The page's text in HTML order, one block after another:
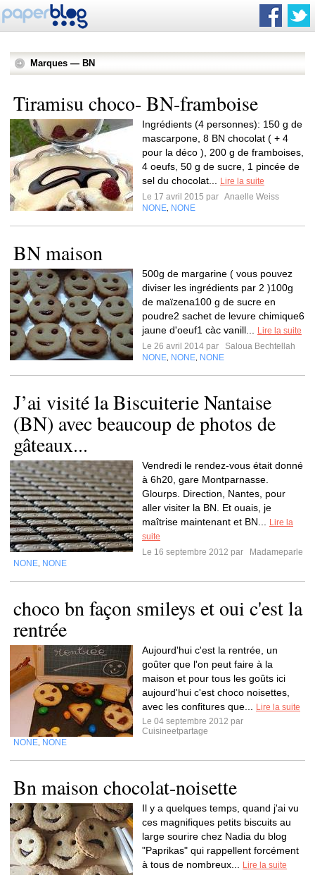
Marques — BN
Tiramisu choco- BN-framboise
Ingrédients (4 personnes): 150 g de
mascarpone, 8 BN chocolat ( + 4
pour la déco ), 200 g de framboises,
4 oeufs, 50 g de sucre, 1 pincée de
sel du chocolat...
Lire la suite
Le 17 avril 2015 par Anaelle Weiss
NONE NONE
BN maison
500g de margarine ( vous pouvez
diviser les ingrédients par 2 )100g
de maïzena100 g de sucre en
poudre2 sachet de levure chimique6
jaune d'oeuf1 càc vanill...
Lire la suite
Le 26 avril 2014 par
Saloua Bechtellah
NONE NONE NONE
J’ai visité la Biscuiterie Nantaise
(BN) avec beaucoup de photos de
gâteaux...
Vendredi le rendez-vous était donné
à 6h20, gare Montparnasse.
Glourps. Direction, Nantes, pour
aller visiter la BN. Et ouais, je
maîtrise maintenant et BN...
Lire la
suite
Le 16 septembre 2012 par
Madameparle
NONE NONE
choco bn façon smileys et oui c'est la
rentrée
Aujourd'hui c'est la rentrée, un
goûter que l'on peut faire à la
maison et pour tous les goûts ici
aujourd'hui c'est choco noisettes,
avec les confitures que...
Lire la suite
Le 04 septembre 2012 par
Cuisineetpartage
NONE NONE
Bn maison chocolat-noisette
Il y a quelques temps, quand j'ai vu
ces magnifiques petits biscuits au
large sourire chez Nadia du blog
"Paprikas" qui rappellent forcément
à tous de nombreux...
Lire la suite